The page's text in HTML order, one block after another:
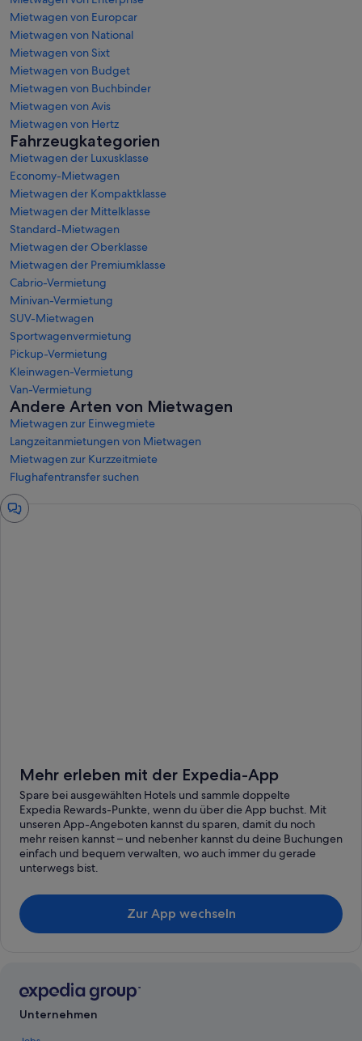
Mietwagen von Europcar
Mietwagen von National
Mietwagen von Sixt
Mietwagen von Budget
Mietwagen von Buchbinder
Mietwagen von Avis
Mietwagen von Hertz
Fahrzeugkategorien
Mietwagen der Luxusklasse
Economy-Mietwagen
Mietwagen der Kompaktklasse
Mietwagen der Mittelklasse
Standard-Mietwagen
Mietwagen der Oberklasse
Mietwagen der Premiumklasse
Cabrio-Vermietung
Minivan-Vermietung
SUV-Mietwagen
Sportwagenvermietung
Pickup-Vermietung
Kleinwagen-Vermietung
Van-Vermietung
Andere Arten von Mietwagen
Mietwagen zur Einwegmiete
Langzeitanmietungen von Mietwagen
Mietwagen zur Kurzzeitmiete
Flughafentransfer suchen
Chat-
Fenster
Mehr erleben mit der Expedia-App
Spare bei ausgewählten Hotels und sammle doppelte
Expedia Rewards-Punkte, wenn du über die App buchst. Mit
unseren App-Angeboten kannst du sparen, damit du noch
mehr reisen kannst – und nebenher kannst du deine Buchungen
einfach und bequem verwalten, wo auch immer du gerade
unterwegs bist.
Zur App wechseln
Unternehmen